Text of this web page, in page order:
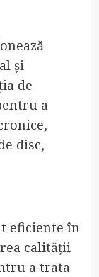
și
de
a
disc,
eficiente în
calității
a trata